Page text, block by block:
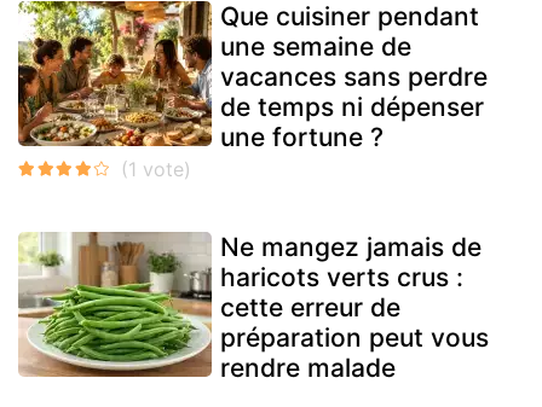
Que cuisiner pendant
une semaine de
vacances sans perdre
de temps ni dépenser
une fortune ?
Ne mangez jamais de
haricots verts crus :
cette erreur de
préparation peut vous
rendre malade